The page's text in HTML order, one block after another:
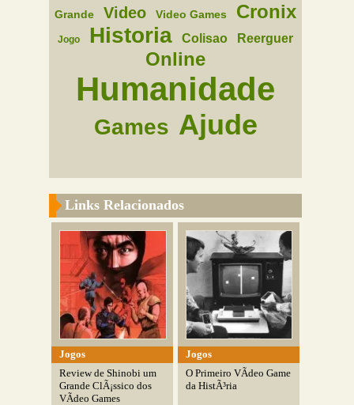
Grande Video Video Games Cronix
Jogo Historia Colisao Reerguer
Online
Humanidade
Games Ajude
Links Relacionados
Jogos
Review de Shinobi um
Grande ClÃ¡ssico dos
VÃ­deo Games
Jogos
O Primeiro VÃ­deo Game
da HistÃ³ria